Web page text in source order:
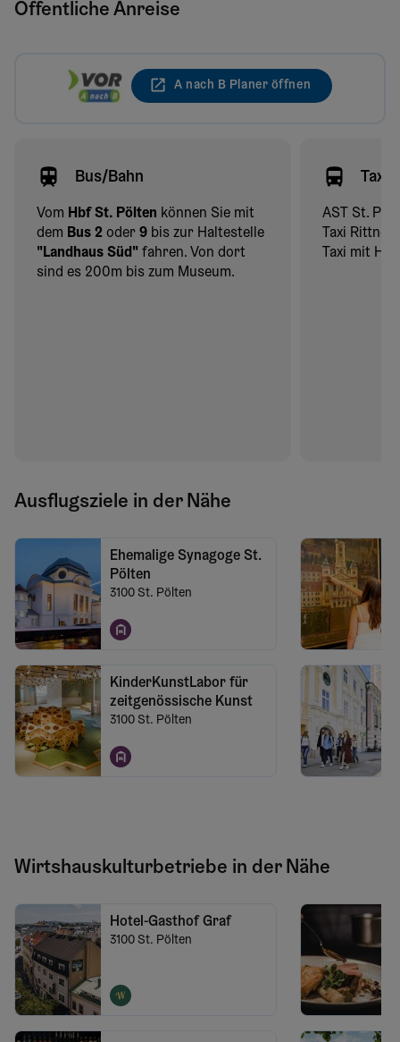
Öffentliche Anreise
A nach B Planer öffnen
Bus/Bahn
Vom Hbf St. Pölten können Sie mit
dem Bus 2 oder 9 bis zur Haltestelle
"Landhaus Süd" fahren. Von dort
sind es 200m bis zum Museum.
Taxi
AST St.
Taxi
Taxi mit
Ausflugsziele in der Nähe
Ehemalige Synagoge St.
Pölten
3100 St. Pölten
KinderKunstLabor für
zeitgenössische Kunst
3100 St. Pölten
Wirtshauskulturbetriebe in der Nähe
Hotel-Gasthof Graf
3100 St. Pölten